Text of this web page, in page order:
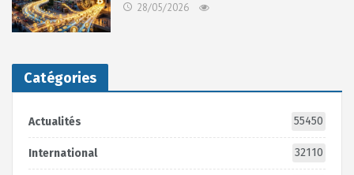
28/05/2026
Catégories
Actualités 55450
International 32110